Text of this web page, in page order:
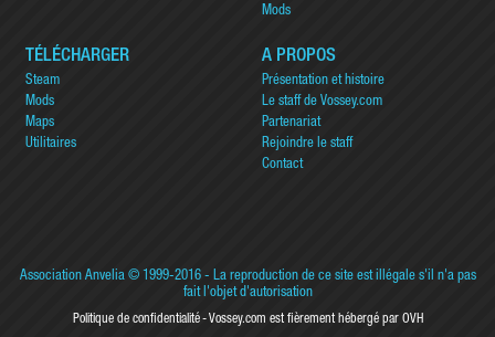
Mods
TÉLÉCHARGER
Steam
Mods
Maps
Utilitaires
A PROPOS
Présentation et histoire
Le staff de Vossey.com
Partenariat
Rejoindre le staff
Contact
Association Anvelia© 1999-2016 - La reproduction de ce site est illégale s'il n'a pas
fait l'objet d'autorisation
Politique de confidentialité Vossey.com est fièrement hébergé par OVH